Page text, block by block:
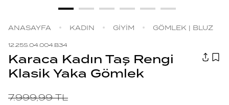
ANASAYFA KADIN GİYİM GÖMLEK | BLUZ
12.25S.04.004.B34
Karaca Kadın Taş Rengi
Klasik Yaka Gömlek
7.999,99 TL